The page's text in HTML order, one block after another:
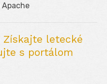
Získajte letecké
s portálom